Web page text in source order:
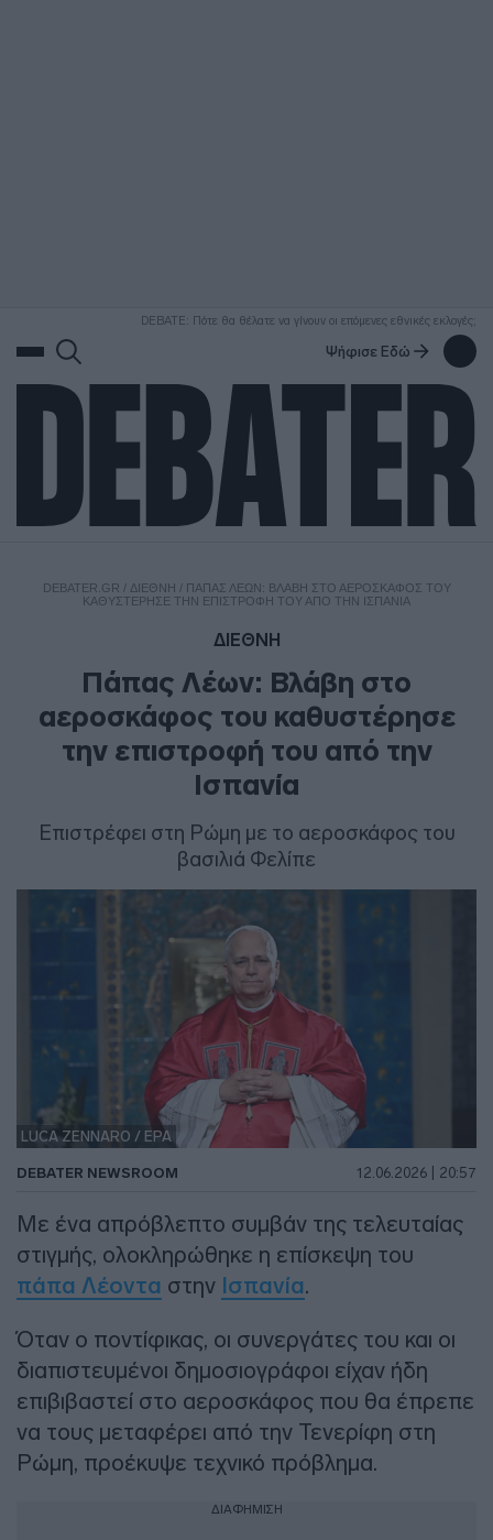
DEBATE: Πότε θα θέλατε να γίνουν οι επόμενες εθνικές εκλογές;
Ψήφισε Εδώ
DEBATER.GR / ΔΙΕΘΝΗ / ΠΆΠΑΣ ΛΈΩΝ: ΒΛΆΒΗ ΣΤΟ ΑΕΡΟΣΚΆΦΟΣ ΤΟΥ
ΚΑΘΥΣΤΈΡΗΣΕ ΤΗΝ ΕΠΙΣΤΡΟΦΉ ΤΟΥ ΑΠΌ ΤΗΝ ΙΣΠΑΝΊΑ
ΔΙΕΘΝΗ
Πάπας Λέων: Βλάβη στο
αεροσκάφος του καθυστέρησε
την επιστροφή του από την
Ισπανία
Επιστρέφει στη Ρώμη με το αεροσκάφος του
βασιλιά Φελίπε
LUCA ZENNARO / EPA
DEBATER NEWSROOM 12.06.2026 | 20:57
Με ένα απρόβλεπτο συμβάν της τελευταίας
στιγμής, ολοκληρώθηκε η επίσκεψη του
πάπα Λέοντα στην Ισπανία.
Όταν ο ποντίφικας, οι συνεργάτες του και οι
διαπιστευμένοι δημοσιογράφοι είχαν ήδη
επιβιβαστεί στο αεροσκάφος που θα έπρεπε
να τους μεταφέρει από την Τενερίφη στη
Ρώμη, προέκυψε τεχνικό πρόβλημα.
ΔΙΑΦΗΜΙΣΗ